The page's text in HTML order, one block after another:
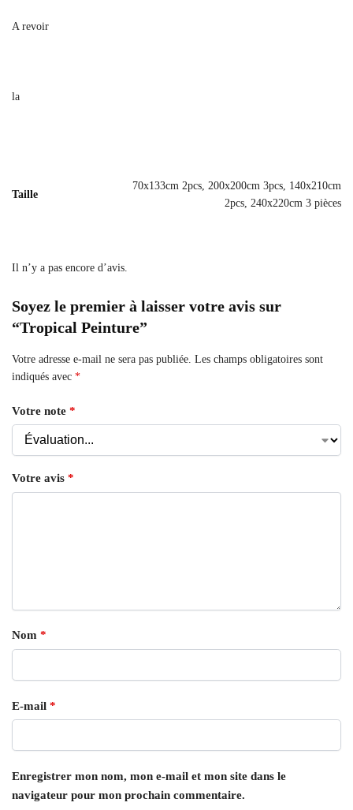
A revoir
la
Taille
70x133cm 2pcs, 200x200cm 3pcs, 140x210cm
2pcs, 240x220cm 3 pièces
Il n’y a pas encore d’avis.
Soyez le premier à laisser votre avis sur
“Tropical Peinture”
Votre adresse e-mail ne sera pas publiée. Les champs obligatoires sont
indiqués avec *
Votre note *
Votre avis *
Nom *
E-mail *
Enregistrer mon nom, mon e-mail et mon site dans le
navigateur pour mon prochain commentaire.